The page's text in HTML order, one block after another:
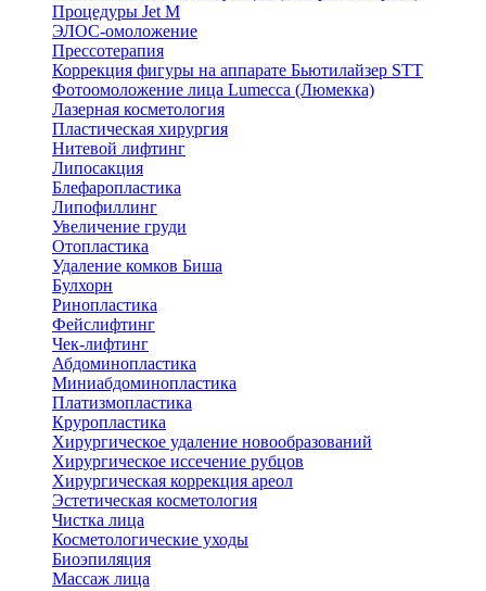
Процедуры Jet M
ЭЛОС-омоложение
Прессотерапия
Коррекция фигуры на аппарате Бьютилайзер STT
Фотоомоложение лица Lumecca (Люмекка)
Лазерная косметология
Пластическая хирургия
Нитевой лифтинг
Липосакция
Блефаропластика
Липофиллинг
Увеличение груди
Отопластика
Удаление комков Биша
Булхорн
Ринопластика
Фейслифтинг
Чек-лифтинг
Абдоминопластика
Миниабдоминопластика
Платизмопластика
Круропластика
Хирургическое удаление новообразований
Хирургическое иссечение рубцов
Хирургическая коррекция ареол
Эстетическая косметология
Чистка лица
Косметологические уходы
Биоэпиляция
Массаж лица